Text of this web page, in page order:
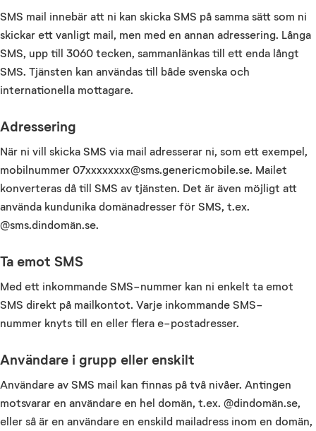
SMS mail innebär att ni kan skicka SMS på samma sätt som ni
skickar ett vanligt mail, men med en annan adressering. Långa
SMS, upp till 3060 tecken, sammanlänkas till ett enda långt
SMS. Tjänsten kan användas till både svenska och
internationella mottagare.
Adressering
När ni vill skicka SMS via mail adresserar ni, som ett exempel,
mobilnummer 07xxxxxxxx@sms.genericmobile.se. Mailet
konverteras då till SMS av tjänsten. Det är även möjligt att
använda kundunika domänadresser för SMS, t.ex.
@sms.dindomän.se.
Ta emot SMS
Med ett inkommande SMS-nummer kan ni enkelt ta emot
SMS direkt på mailkontot. Varje inkommande SMS-
nummer knyts till en eller flera e-postadresser.
Användare i grupp eller enskilt
Användare av SMS mail kan finnas på två nivåer. Antingen
motsvarar en användare en hel domän, t.ex. @dindomän.se,
eller så är en användare en enskild mailadress inom en domän,